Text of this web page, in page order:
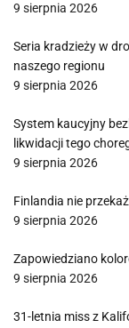
9 sierpnia 2026
Seria kradzieży w
naszego regionu
9 sierpnia 2026
System kaucyjny
likwidacji tego
9 sierpnia 2026
Finlandia nie
9 sierpnia 2026
Zapowiedziano
9 sierpnia 2026
31-letnia miss z